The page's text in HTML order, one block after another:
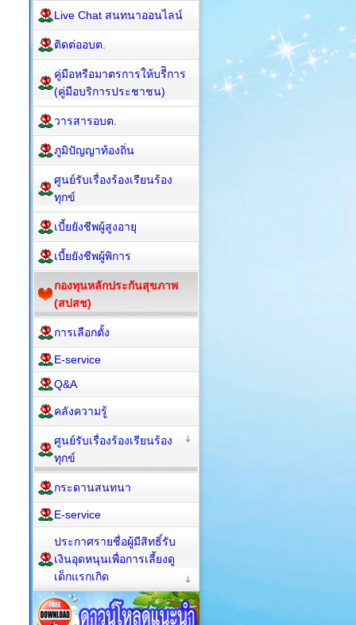
Live Chat สนทนาออนไลน์
ติดต่ออบต.
คู่มือหรือมาตรการให้บรีิการ
(คู่มือบริการประชาชน)
วารสารอบต.
ภูมิปัญญาท้องถิ่น
ศูนย์รับเรื่องร้องเรียนร้อง
ทุกข์
เบี้ยยังชีพผู้สูงอายุ
เบี้ยยังชีพผู้พิการ
กองทุนหลักประกันสุขภาพ
(สปสช)
การเลือกตั้ง
E-service
Q&A
คลังความรู้
ศูนย์รับเรื่องร้องเรียนร้อง
ทุกข์
กระดานสนทนา
E-service
ประกาศรายชื่อผู้มีสิทธิ์รับ
เงินอุดหนุนเพื่อการเลี้ยงดู
เด็กแรกเกิด